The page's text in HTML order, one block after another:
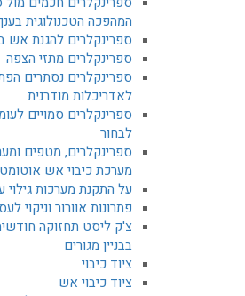
המהפכה הטכנולוגית
ספרינקלרים להגנת אש
ספרינקלרים מתזי הצפה
ספרינקלרים נסתרים
לאדריכלות מודרנית
ספרינקלרים סמויים
לבחור
ספרינקלרים, מטפים
מערכת כיבוי אש
על התקנת מערכות
פתרונות אוורור וניקוי
צ'ק ליסט תחזוקה
בבניין מגורים
ציוד כיבוי
ציוד כיבוי אש